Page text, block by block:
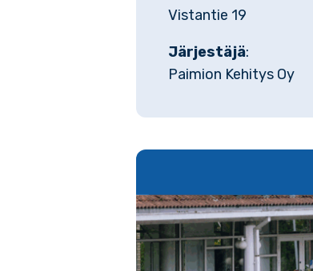
Vistantie 19
Järjestäjä:
Paimion Kehitys Oy